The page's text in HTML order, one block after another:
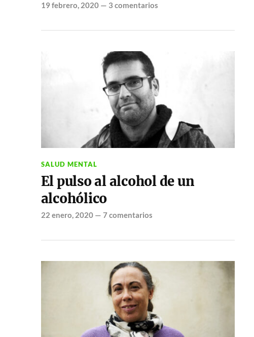
19 febrero, 2020— 3 comentarios
SALUD MENTAL
El pulso al alcohol de un
alcohólico
22 enero, 2020— 7 comentarios